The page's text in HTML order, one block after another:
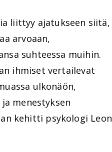
liittyy ajatukseen siitä,
arvoaan,
suhteessa muihin.
ihmiset vertailevat
ulkonäön,
menestyksen
kehitti psykologi Leon